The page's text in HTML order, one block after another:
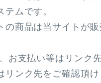
ムです。
の商品は当サイトが
お支払い等はリンク
リンク先をご確認頂